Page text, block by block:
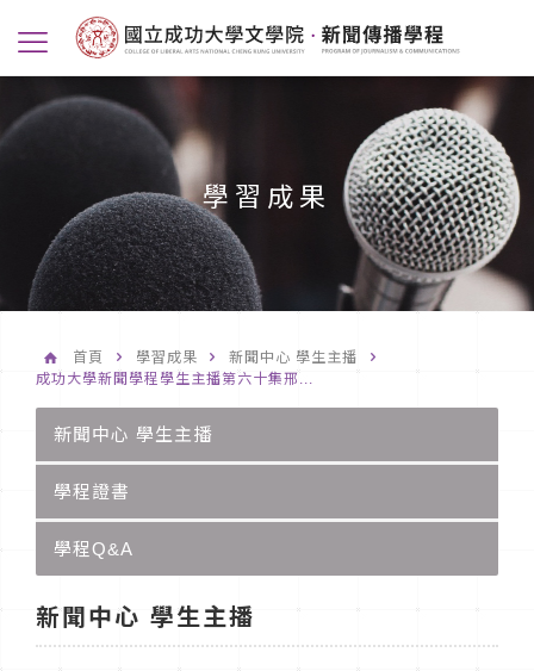
學習成果
首頁 學習成果
新聞中心 學生主播
成功大學新聞學程學生主播第六十集邢...
新聞中心 學生主播
學程證書
學程Q&A
新聞中心 學生主播